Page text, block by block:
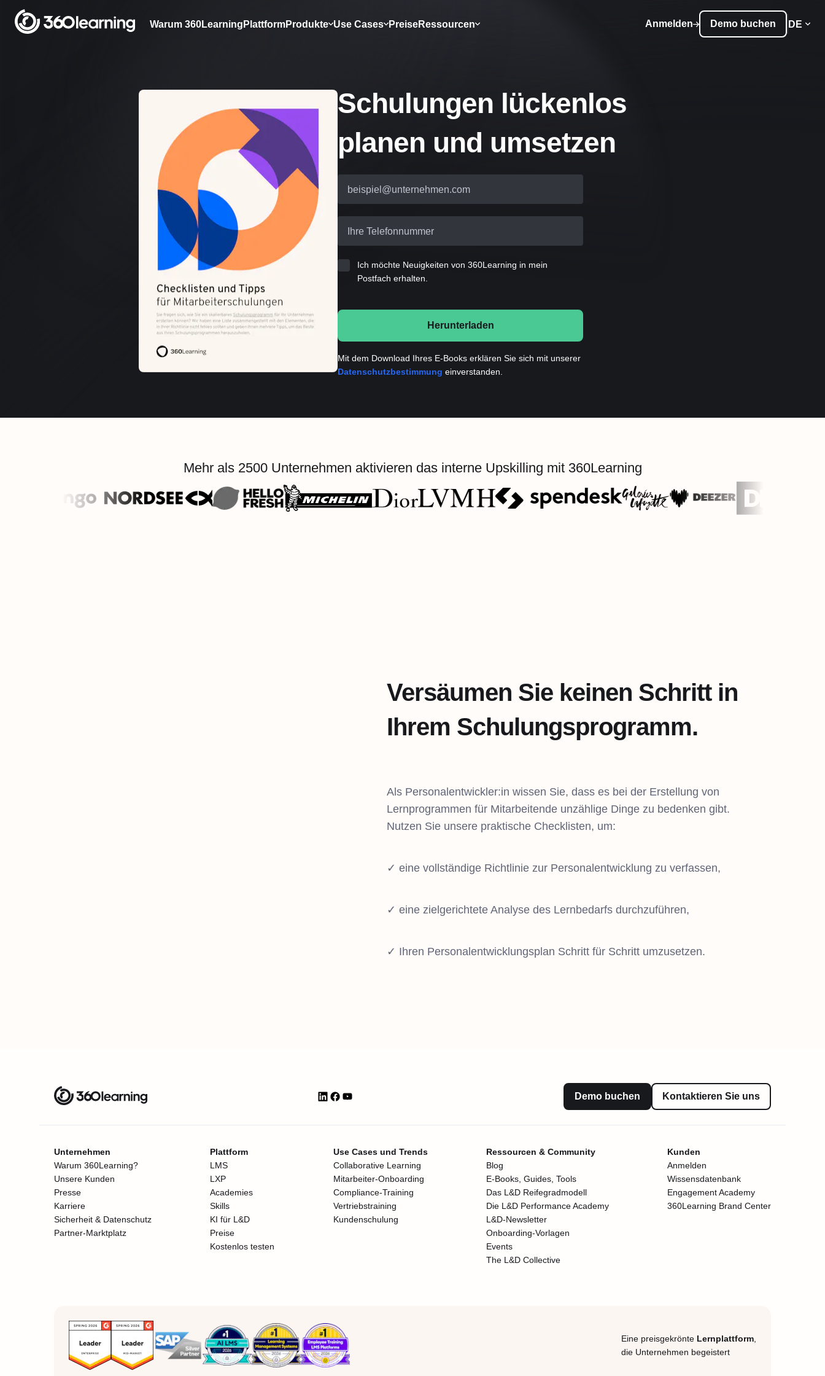
Warum 360Learning PlattformProdukte Use Cases PreiseRessourcen Anmelden Demo buchen DE
Schulungen lückenlos
planen und umsetzen
beispiel@unternehmen.com
Ihre Telefonnummer
Ich möchte Neuigkeiten von 360Learning in mein
Postfach erhalten.
Herunterladen
Mit dem Download Ihres E-Books erklären Sie sich mit unserer
Datenschutzbestimmung einverstanden.
Mehr als 2500 Unternehmen aktivieren das interne Upskilling mit 360Learning
Versäumen Sie keinen Schritt in
Ihrem Schulungsprogramm.
Als Personalentwickler:in wissen Sie, dass es bei der Erstellung von
Lernprogrammen für Mitarbeitende unzählige Dinge zu bedenken gibt.
Nutzen Sie unsere praktische Checklisten, um:
✓ eine vollständige Richtlinie zur Personalentwicklung zu verfassen,
✓ eine zielgerichtete Analyse des Lernbedarfs durchzuführen,
✓ Ihren Personalentwicklungsplan Schritt für Schritt umzusetzen.
Demo buchen Kontaktieren Sie uns
Unternehmen
Warum 360Learning?
Unsere Kunden
Presse
Karriere
Sicherheit & Datenschutz
Partner-Marktplatz
Plattform
LMS
LXP
Academies
Skills
KI für L&D
Preise
Kostenlos testen
Use Cases und Trends
Collaborative Learning
Mitarbeiter-Onboarding
Compliance-Training
Vertriebstraining
Kundenschulung
Ressourcen & Community
Blog
E-Books, Guides, Tools
Das L&D Reifegradmodell
Die L&D Performance Academy
L&D-Newsletter
Onboarding-Vorlagen
Events
The L&D Collective
Kunden
Anmelden
Wissensdatenbank
Engagement Academy
360Learning Brand Center
Eine preisgekrönte Lernplattform
die Unternehmen begeistert